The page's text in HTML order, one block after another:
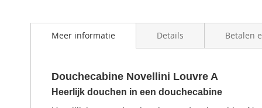
Meer informatie
Douchecabine Novellini Louvre A
Heerlijk douchen in een douchecabine
Details Betalen